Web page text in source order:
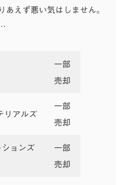
あえず悪い気はしません。
一部
売却
リアルズ
一部
売却
ョンズ
一部
売却